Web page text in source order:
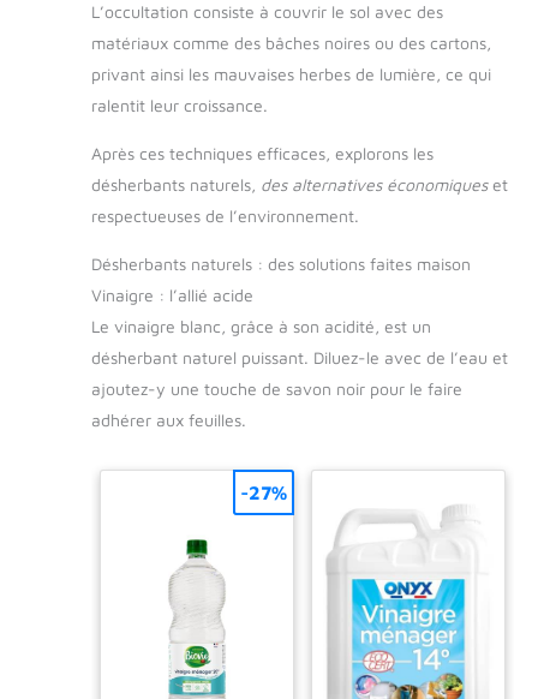
L’occultation consiste à couvrir le sol avec des
matériaux comme des bâches noires ou des cartons,
privant ainsi les mauvaises herbes de lumière, ce qui
ralentit leur croissance.
Après ces techniques efficaces, explorons les
désherbants naturels, des alternatives économiqueset
respectueuses de l’environnement.
Désherbants naturels : des solutions faites maison
Vinaigre : l’allié acide
Le vinaigre blanc, grâce à son acidité, est un
désherbant naturel puissant. Diluez-le avec de l’eau et
ajoutez-y une touche de savon noir pour le faire
adhérer aux feuilles.
-27%